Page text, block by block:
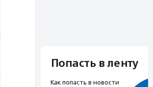
Попасть в ленту
Как попасть в новости